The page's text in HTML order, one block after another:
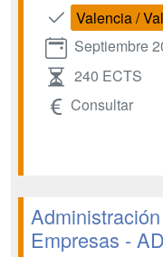
Valencia /
Septiembre
240 ECTS
Consultar
Empresas -